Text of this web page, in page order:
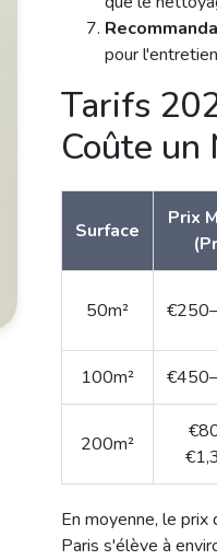
Contrôle
complète
Attestation
que le
pour
Tarifs
Coûte
Surface
Prix
50m²
200m²